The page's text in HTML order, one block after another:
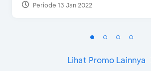
Periode 13 Jan 2022
Lihat Promo Lainnya